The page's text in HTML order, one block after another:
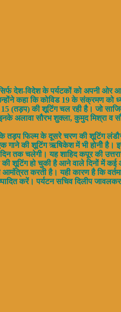
देश-विदेश के पर्यटकों को अपनी
कहा कि कोविड 19 के संक्रमण को
(तड़प) की शूटिंग चल रही है। जो
सौरभ शुक्ला, कुमुद मिश्रा व
तड़प फिल्म के दूसरे चरण की शूटिंग
गाने की शूटिंग ऋषिकेश में भी होनीे
तक चलेगी। यह शाहिद कपूर की
शूटिंग हो चुकी है आने वाले दिनों में कई
करती है। यही कारण है कि
करें। पर्यटन सचिव दिलीप